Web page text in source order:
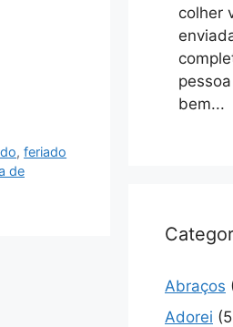
,feriado
de
colher
bem...
Abraços
Adorei